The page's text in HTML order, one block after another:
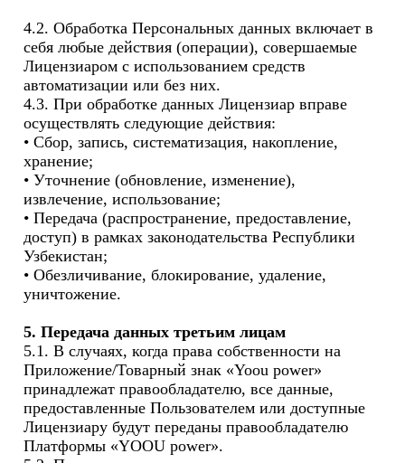
4.2. Обработка Персональных данных включает в
себя любые действия (операции), совершаемые
Лицензиаром с использованием средств
автоматизации или без них.
4.3. При обработке данных Лицензиар вправе
осуществлять следующие действия:
• Сбор, запись, систематизация, накопление,
хранение;
• Уточнение (обновление, изменение),
извлечение, использование;
• Передача (распространение, предоставление,
доступ) в рамках законодательства Республики
Узбекистан;
• Обезличивание, блокирование, удаление,
уничтожение.
5. Передача данных третьим лицам
5.1. В случаях, когда права собственности на
Приложение/Товарный знак «Yoou power»
принадлежат правообладателю, все данные,
предоставленные Пользователем или доступные
Лицензиару будут переданы правообладателю
Платформы «YOOU power».